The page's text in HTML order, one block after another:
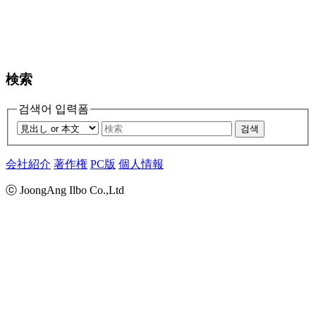
検索
검색어 입력폼
검색
会社紹介 著作権 PC版 個人情報
ⓒ JoongAng Ilbo Co.,Ltd